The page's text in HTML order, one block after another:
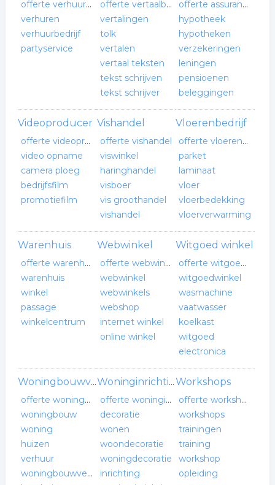
offerte verhuurbedrijf
verhuren
verhuurbedrijf
partyservice
offerte vertaalbureau
vertalingen
tolk
vertalen
vertaal teksten
tekst schrijven
tekst schrijver
offerte assurantiebedrijf
hypotheek
hypotheken
verzekeringen
leningen
pensioenen
beleggingen
Videoproducer
offerte videoproducer
video opname
camera ploeg
bedrijfsfilm
promotiefilm
Vishandel
offerte vishandel
viswinkel
haringhandel
visboer
vis groothandel
vishandel
Vloerenbedrijf
offerte vloerenbedrijf
parket
laminaat
vloer
vloerbedekking
vloerverwarming
Warenhuis
offerte warenhuis
warenhuis
winkel
passage
winkelcentrum
Webwinkel
offerte webwinkel
webwinkel
webwinkels
webshop
internet winkel
online winkel
Witgoed winkel
offerte witgoed winkel
witgoedwinkel
wasmachine
vaatwasser
koelkast
witgoed
electronica
Woningbouwvereniging
offerte woningbouwvereniging
woningbouw
woning
huizen
verhuur
woningbouwvereniging
Woninginrichting
offerte woninginrichting
decoratie
wonen
woondecoratie
woningdecoratie
inrichting
Workshops
offerte workshops
workshops
trainingen
training
workshop
opleiding